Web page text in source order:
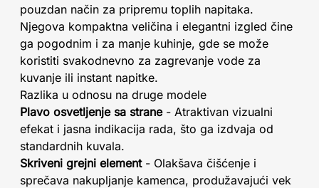
pouzdan način za pripremu toplih napitaka.
Njegova kompaktna veličina i elegantni izgled čine
ga pogodnim i za manje kuhinje, gde se može
koristiti svakodnevno za zagrevanje vode za
kuvanje ili instant napitke.
Razlika u odnosu na druge modele
Plavo osvetljenje sa strane- Atraktivan vizualni
efekat i jasna indikacija rada, što ga izdvaja od
standardnih kuvala.
Skriveni grejni element- Olakšava čišćenje i
sprečava nakupljanje kamenca, produžavajući vek